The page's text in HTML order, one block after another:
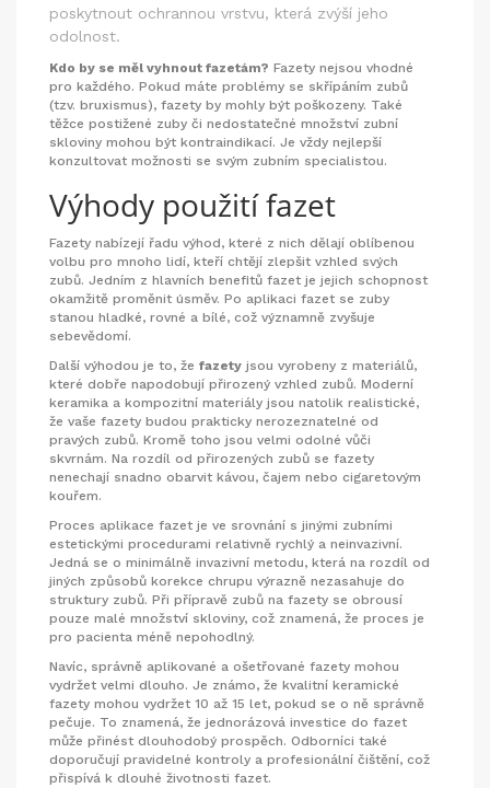
poskytnout ochrannou vrstvu, která zvýší jeho
odolnost.
Kdo by se měl vyhnout fazetám? Fazety nejsou vhodné
pro každého. Pokud máte problémy se skřípáním zubů
(tzv. bruxismus), fazety by mohly být poškozeny. Také
těžce postižené zuby či nedostatečné množství zubní
skloviny mohou být kontraindikací. Je vždy nejlepší
konzultovat možnosti se svým zubním specialistou.
Výhody použití fazet
Fazety nabízejí řadu výhod, které z nich dělají oblíbenou
volbu pro mnoho lidí, kteří chtějí zlepšit vzhled svých
zubů. Jedním z hlavních benefitů fazet je jejich schopnost
okamžitě proměnit úsměv. Po aplikaci fazet se zuby
stanou hladké, rovné a bílé, což významně zvyšuje
sebevědomí.
Další výhodou je to, že fazety jsou vyrobeny z materiálů,
které dobře napodobují přirozený vzhled zubů. Moderní
keramika a kompozitní materiály jsou natolik realistické,
že vaše fazety budou prakticky nerozeznatelné od
pravých zubů. Kromě toho jsou velmi odolné vůči
skvrnám. Na rozdíl od přirozených zubů se fazety
nenechají snadno obarvit kávou, čajem nebo cigaretovým
kouřem.
Proces aplikace fazet je ve srovnání s jinými zubními
estetickými procedurami relativně rychlý a neinvazivní.
Jedná se o minimálně invazivní metodu, která na rozdíl od
jiných způsobů korekce chrupu výrazně nezasahuje do
struktury zubů. Při přípravě zubů na fazety se obrousí
pouze malé množství skloviny, což znamená, že proces je
pro pacienta méně nepohodlný.
Navíc, správně aplikované a ošetřované fazety mohou
vydržet velmi dlouho. Je známo, že kvalitní keramické
fazety mohou vydržet 10 až 15 let, pokud se o ně správně
pečuje. To znamená, že jednorázová investice do fazet
může přinést dlouhodobý prospěch. Odborníci také
doporučují pravidelné kontroly a profesionální čištění, což
přispívá k dlouhé životnosti fazet.